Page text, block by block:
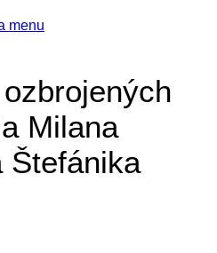
menu
Milana
Štefánika